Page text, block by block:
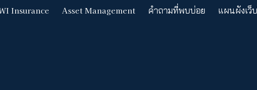
ตภัณฑ์และบริการต่างๆ ของ เคดับบลิวไอ ประกันชีวิต จะเส
ำหน่ายผลิตภัณฑ์และบริการของ เคดับบลิวไอ ประกันชีวิตอาจ
บบลิวไอ ประกันชีวิตไม่ได้ให้คำรับรองว่างานต่างๆ ที่ปราก